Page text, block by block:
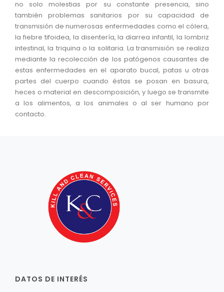
no solo molestias por su constante presencia, sino
también problemas sanitarios por su capacidad de
transmisión de numerosas enfermedades como el cólera,
la fiebre tifoidea, la disentería, la diarrea infantil, la lombriz
intestinal, la triquina o la solitaria. La transmisión se realiza
mediante la recolección de los patógenos causantes de
estas enfermedades en el aparato bucal, patas u otras
partes del cuerpo cuando éstas se posan en basura,
heces o material en descomposición, y luego se transmite
a los alimentos, a los animales o al ser humano por
contacto.
DATOS DE INTERÉS